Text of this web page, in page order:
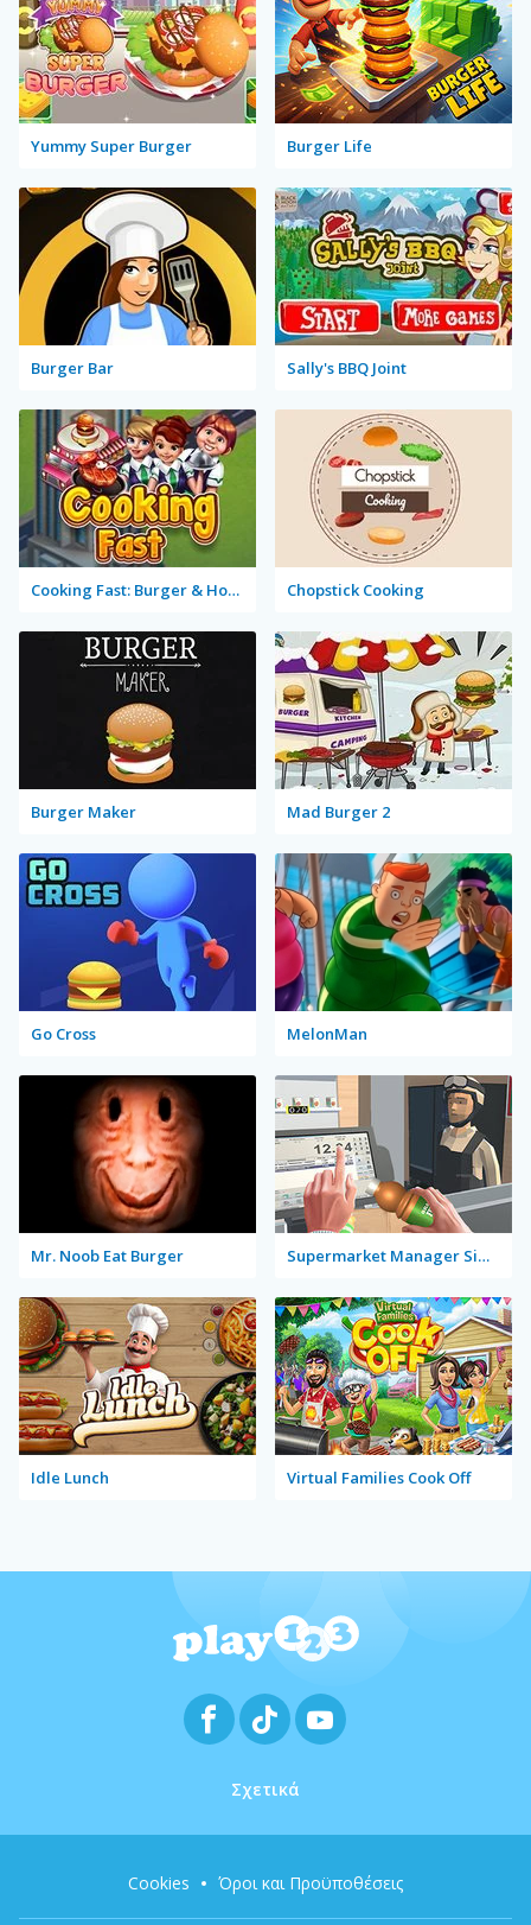
Yummy Super Burger Burger Life
Burger Bar Sally's BBQ Joint
Cooking Fast: Burger & Hotdog Chopstick Cooking
Burger Maker Mad Burger 2
Go Cross MelonMan
Mr. Noob Eat Burger Supermarket Manager Simulator
Idle Lunch Virtual Families Cook Off
Σχετικά
Cookies Όροι και Προϋποθέσεις